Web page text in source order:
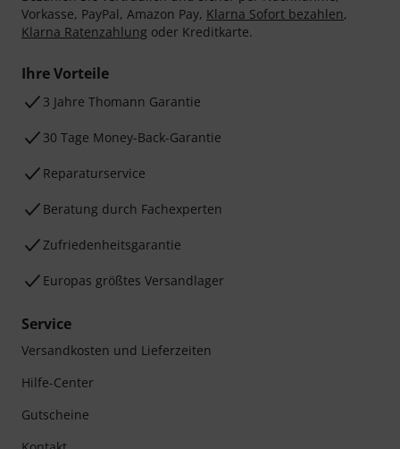
Vorkasse, PayPal, Amazon Pay, Klarna Sofort bezahlen,
Klarna Ratenzahlung oder Kreditkarte.
Ihre Vorteile
3 Jahre Thomann Garantie
30 Tage Money-Back-Garantie
Reparaturservice
Beratung durch Fachexperten
Zufriedenheitsgarantie
Europas größtes Versandlager
Service
Versandkosten und Lieferzeiten
Hilfe-Center
Gutscheine